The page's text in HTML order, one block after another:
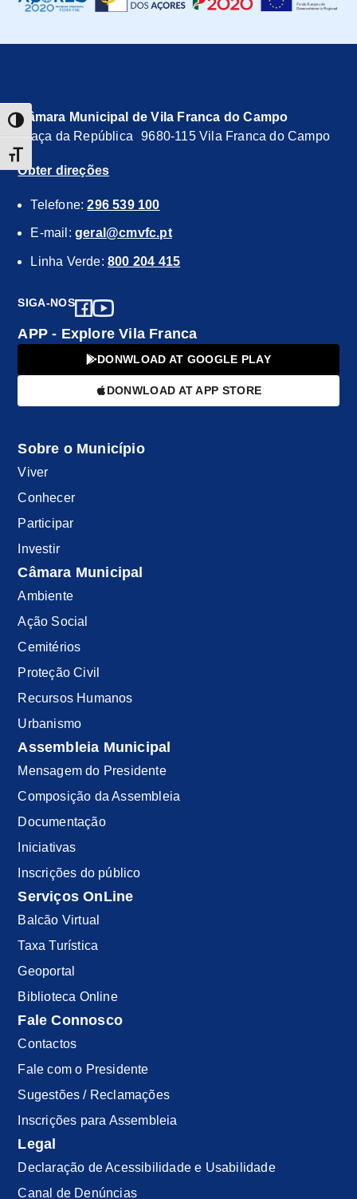
TOGGLE HIGH CONTRAST
TOGGLE FONT SIZE
Câmara Municipal de Vila Franca do Campo
Praça da República 9680-115 Vila Franca do Campo
Obter direções
Telefone:296 539 100
E-mail:geral@cmvfc.pt
Linha Verde:800 204 415
SIGA-NOS
APP - Explore Vila Franca
DONWLOAD AT GOOGLE PLAY
DONWLOAD AT APP STORE
Sobre o Município
Viver
Conhecer
Participar
Investir
Câmara Municipal
Ambiente
Ação Social
Cemitérios
Proteção Civil
Recursos Humanos
Urbanismo
Assembleia Municipal
Mensagem do Presidente
Composição da Assembleia
Documentação
Iniciativas
Inscrições do público
Serviços OnLine
Balcão Virtual
Taxa Turística
Geoportal
Biblioteca Online
Fale Connosco
Contactos
Fale com o Presidente
Sugestões / Reclamações
Inscrições para Assembleia
Legal
Declaração de Acessibilidade e Usabilidade
Canal de Denúncias